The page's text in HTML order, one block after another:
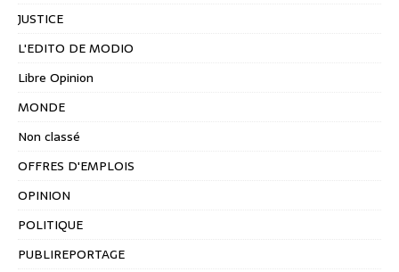
JUSTICE
L'EDITO DE MODIO
Libre Opinion
MONDE
Non classé
OFFRES D'EMPLOIS
OPINION
POLITIQUE
PUBLIREPORTAGE